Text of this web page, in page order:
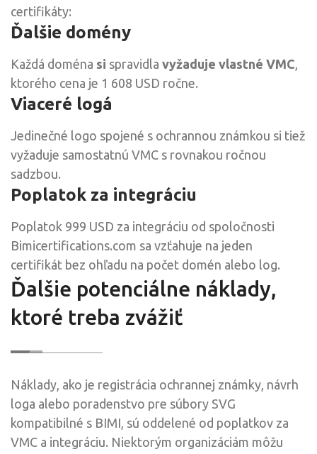
certifikáty:
Ďalšie domény
Každá doména si spravidla vyžaduje vlastné VMC
ktorého cena je 1 608 USD ročne.
Viaceré logá
Jedinečné logo spojené s ochrannou známkou si tiež
vyžaduje samostatnú VMC s rovnakou ročnou
sadzbou.
Poplatok za integráciu
Poplatok 999 USD za integráciu od spoločnosti
Bimicertifications.com sa vzťahuje na jeden
certifikát bez ohľadu na počet domén alebo log.
Ďalšie potenciálne náklady,
ktoré treba zvážiť
Náklady, ako je registrácia ochrannej známky, návrh
loga alebo poradenstvo pre súbory SVG
kompatibilné s BIMI, sú oddelené od poplatkov za
VMC a integráciu. Niektorým organizáciám môžu